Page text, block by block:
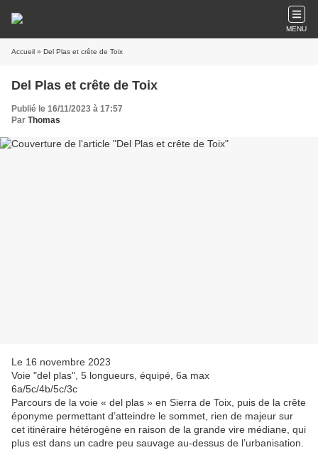
MENU
Accueil » Del Plas et crête de Toix
Del Plas et crête de Toix
Publié le 16/11/2023 à 17:57
Par Thomas
Le 16 novembre 2023
Voie "del plas", 5 longueurs, équipé, 6a max
6a/5c/4b/5c/3c
Parcours de la voie « del plas » en Sierra de Toix, puis de la crête
éponyme permettant d’atteindre le sommet, rien de majeur sur
cet itinéraire hétérogène en raison de la grande vire médiane, qui
plus est dans un cadre peu sauvage au-dessus de l’urbanisation.